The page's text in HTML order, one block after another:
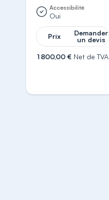
Accessibilité
Oui
Prix
Demander
un devis
1 800,00 € Net de TVA